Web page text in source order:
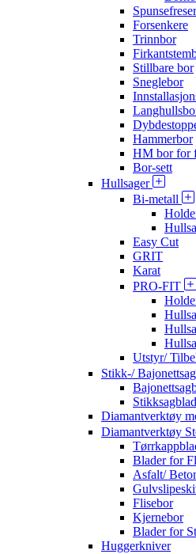
Forsenkere
Trinnbor
Stillbare bor
Sneglebor
Hammerbor
HM bor for
Bor-sett
Hullsager
Bi-metall
Easy Cut
GRIT
Karat
PRO-FIT
Utstyr/
Stikk-/
Diamantverktøy
Diamantverktøy
Blader for
Asfalt/
Flisebor
Kjernebor
Blader for
Huggerkniver